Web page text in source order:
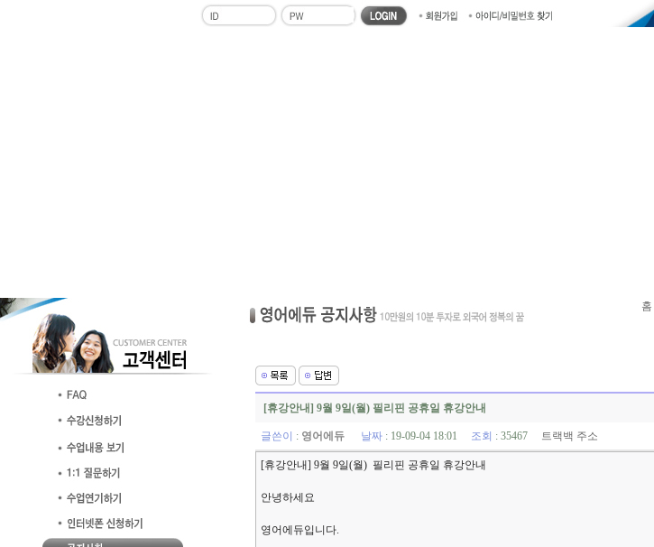
홈
[휴강안내] 9월 9일(월) 필리핀 공휴일 휴강안내
글쓴이 : 영어에듀 날짜: 19-09-04 18:01 조회 : 35467 트랙백 주소
[휴강안내] 9월 9일(월) 필리핀 공휴일 휴강안내
안녕하세요
영어에듀입니다.